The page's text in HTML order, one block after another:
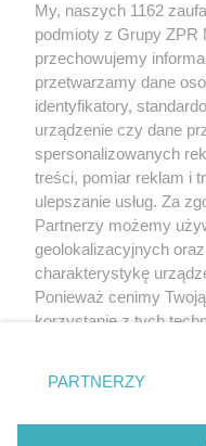
Żaden utwór zamieszczony w
rozpowszechniany lub dalej
tym także elektroniczny lub
eksploatacji w jakiejkolwiek
bez pisemnej zgody
wykorzystanie utworów w
bez właściwej zgody, jest
prawnie.
My, naszych 1162
podmioty z Grupy ZPR
przechowujemy
przetwarzamy dane
identyfikatory,
urządzenie czy dane
spersonalizowanych
treści, pomiar reklam i
ulepszanie usług. Za
Partnerzy możemy
geolokalizacyjnych
charakterystykę
Ponieważ cenimy
korzystanie z tych
zmienić/wycofać
znajdujący się w
rodzaje przetwarzania
PARTNERZY